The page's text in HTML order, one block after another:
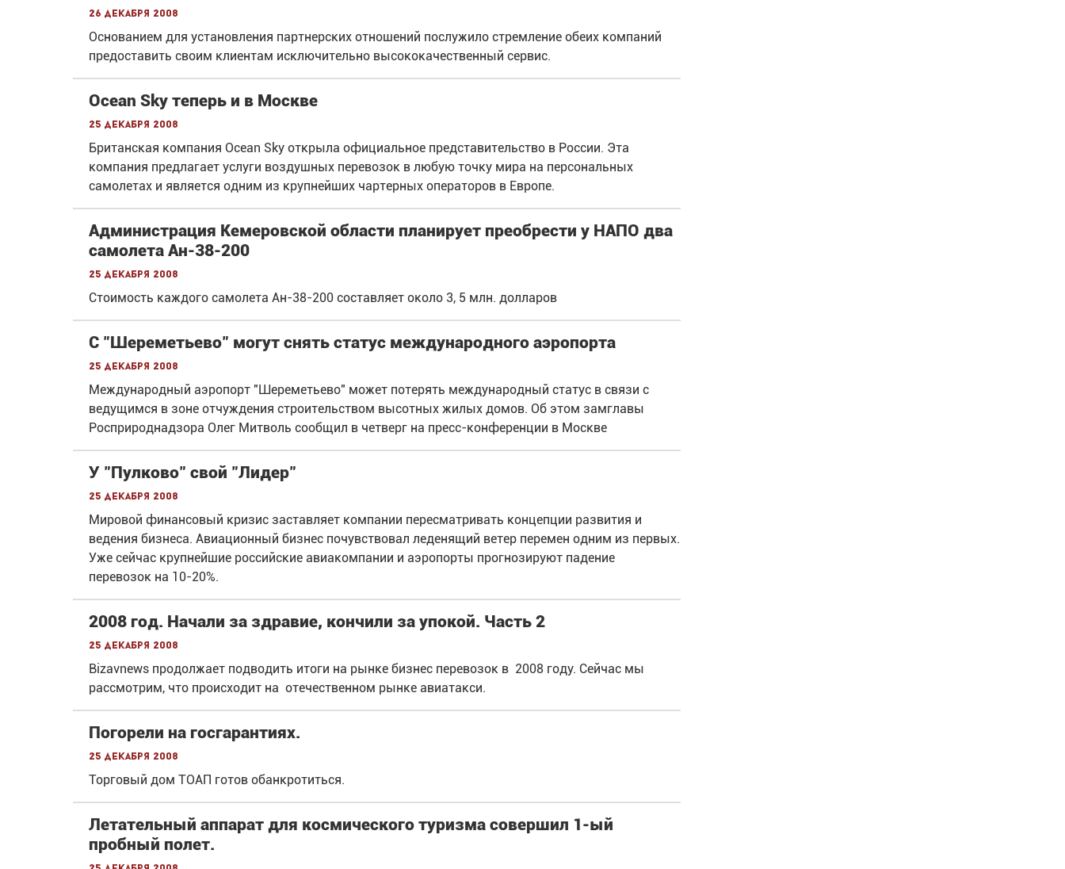
26 декабря 2008
Основанием для установления партнерских отношений послужило стремление обеих компаний
предоставить своим клиентам исключительно высококачественный сервис.
Ocean Sky теперь и в Москве
25 декабря 2008
Британская компания Ocean Sky открыла официальное представительство в России. Эта
компания предлагает услуги воздушных перевозок в любую точку мира на персональных
самолетах и является одним из крупнейших чартерных операторов в Европе.
Администрация Кемеровской области планирует преобрести у НАПО два
самолета Ан-38-200
25 декабря 2008
Стоимость каждого самолета Ан-38-200 составляет около 3, 5 млн. долларов
С "Шереметьево" могут снять статус международного аэропорта
25 декабря 2008
Международный аэропорт "Шереметьево" может потерять международный статус в связи с
ведущимся в зоне отчуждения строительством высотных жилых домов. Об этом замглавы
Росприроднадзора Олег Митволь сообщил в четверг на пресс-конференции в Москве
У "Пулково" свой "Лидер"
25 декабря 2008
Мировой финансовый кризис заставляет компании пересматривать концепции развития и
ведения бизнеса. Авиационный бизнес почувствовал леденящий ветер перемен одним из первых.
Уже сейчас крупнейшие российские авиакомпании и аэропорты прогнозируют падение
перевозок на 10-20%.
2008 год. Начали за здравие, кончили за упокой. Часть 2
25 декабря 2008
Bizavnews продолжает подводить итоги на рынке бизнес перевозок в 2008 году. Сейчас мы
рассмотрим, что происходит на отечественном рынке авиатакси.
Погорели на госгарантиях.
25 декабря 2008
Торговый дом ТОАП готов обанкротиться.
Летательный аппарат для космического туризма совершил 1-ый
пробный полет.